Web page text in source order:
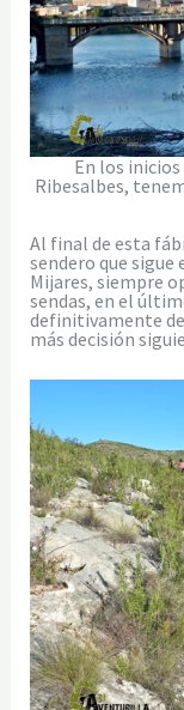
En los
Ribesalbes,
Al final de esta
sendero que
Mijares, siempre
sendas, en el
definitivamente
más decisión